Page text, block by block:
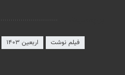
فیلم‌ نوشت اربعین ۱۴۰۳